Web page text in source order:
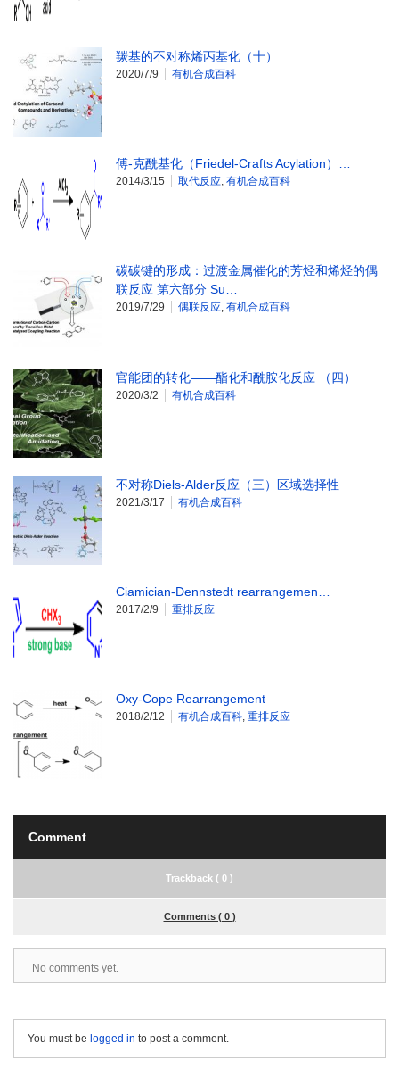
羰基的不对称烯丙基化（十）
2020/7/9 有机合成百科
傅-克酰基化（Friedel-Crafts Acylation）…
2014/3/15 取代反应, 有机合成百科
碳碳键的形成：过渡金属催化的芳烃和烯烃的偶
联反应 第六部分 Su…
2019/7/29 偶联反应, 有机合成百科
官能团的转化——酯化和酰胺化反应 （四）
2020/3/2 有机合成百科
不对称Diels-Alder反应（三）区域选择性
2021/3/17 有机合成百科
Ciamician-Dennstedt rearrangemen…
2017/2/9 重排反应
Oxy-Cope Rearrangement
2018/2/12 有机合成百科, 重排反应
Comment
Trackback ( 0 )
Comments ( 0 )
No comments yet.
You must be logged in to post a comment.